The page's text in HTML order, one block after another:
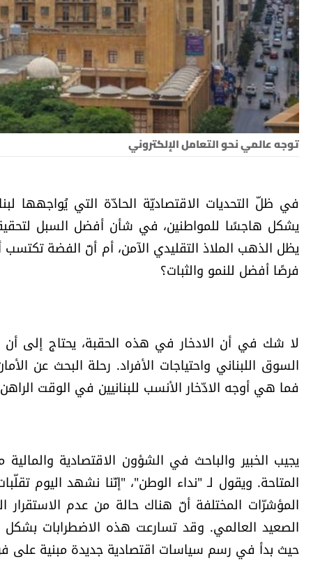
توجه عالمي نحو التعامل الإلكتروني
في ظلّ التحديات الاقتصاديّة الحادّة التي يُواجهها
يشكل هاجسًا للمواطنين، في شأن أفضل السبل
يظل الذهب الملاذ التقليدي الآمن، أم أنّ الفضة
فرصًا أفضل للنمو والثبات؟
لا شك في أن الادخار في هذه الحقبة، يحتاج إلى
السوق اللبناني واحتياجات الأفراد. رحلة البحث عن
فما هي أوجه الادّخار الأنسب للبنانيين في الوقت
يجيب الخبير والباحث في الشؤون الاقتصادية
المتاحة. ويقول لـ "نداء الوطن"، "إنّنا نشهد اليوم
المؤشرّات المختلفة أنّ هناك حالة من عدم
الصعيد العالمي. وقد تسارعت هذه الاضطرابات
حيث بدأ في رسم سياسات اقتصادية جديدة مبنية على